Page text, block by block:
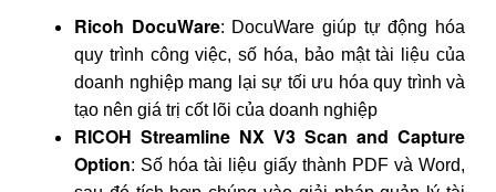
Ricoh DocuWare: DocuWare giúp tự động hóa
quy trình công việc, số hóa, bảo mật tài liệu của
doanh nghiệp mang lại sự tối ưu hóa quy trình và
tạo nên giá trị cốt lõi của doanh nghiệp
RICOH Streamline NX V3 Scan and Capture
Option: Số hóa tài liệu giấy thành PDF và Word,